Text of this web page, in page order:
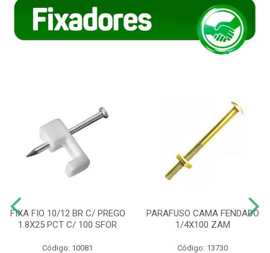
FIXA FIO 10/12 BR C/ PREGO
1.8X25 PCT C/ 100 SFOR
Código: 10081
PARAFUSO CAMA FENDADO
1/4X100 ZAM
Código: 13730